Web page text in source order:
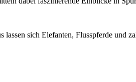
sich Elefanten, Flusspferde und